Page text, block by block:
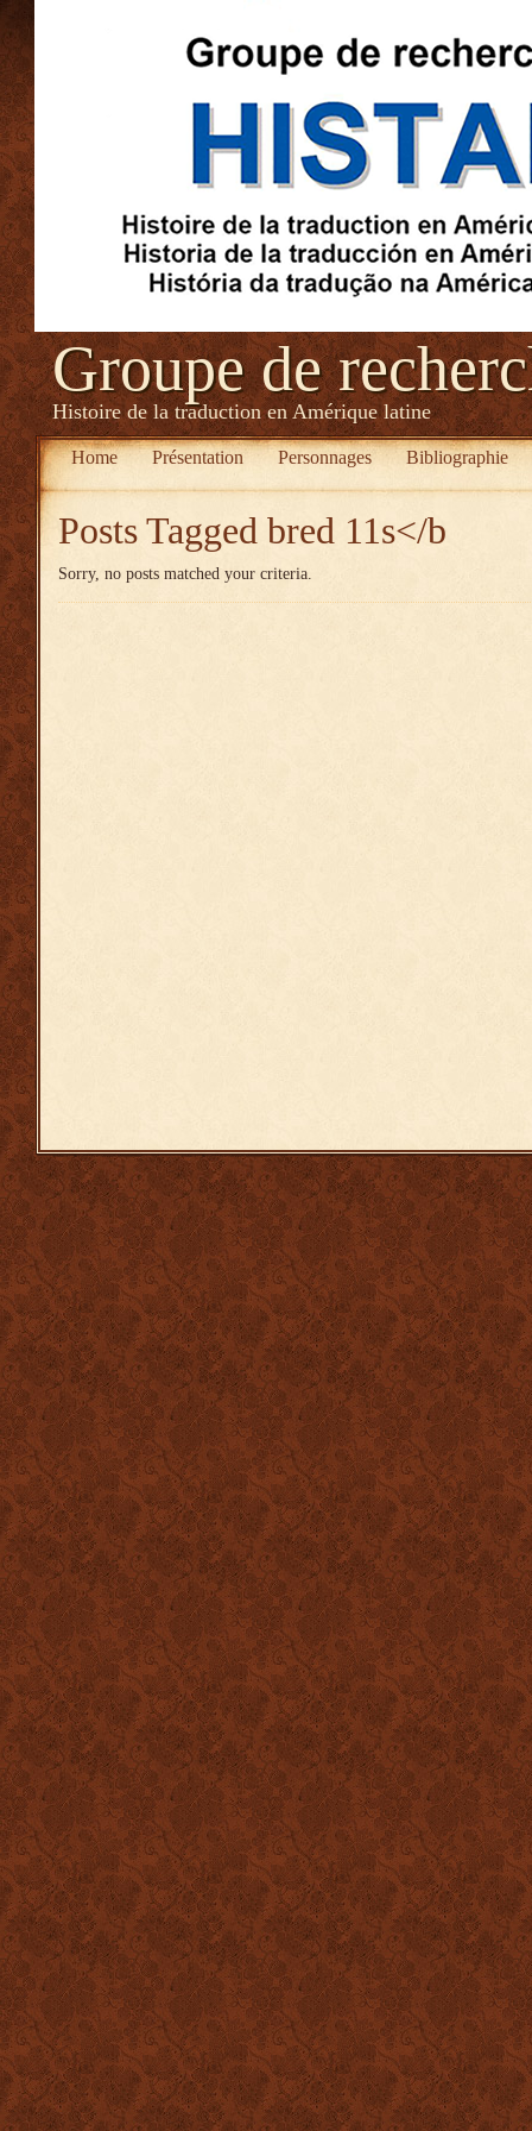
Groupe de
Histoire de la traduction en Amérique latine
Home Présentation Personnages Bibliographie
Posts Tagged bred 11s</b
Sorry, no posts matched your criteria.